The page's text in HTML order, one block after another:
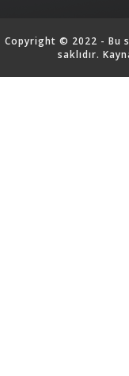
Copyright © 2022 - Bu
saklıdır.